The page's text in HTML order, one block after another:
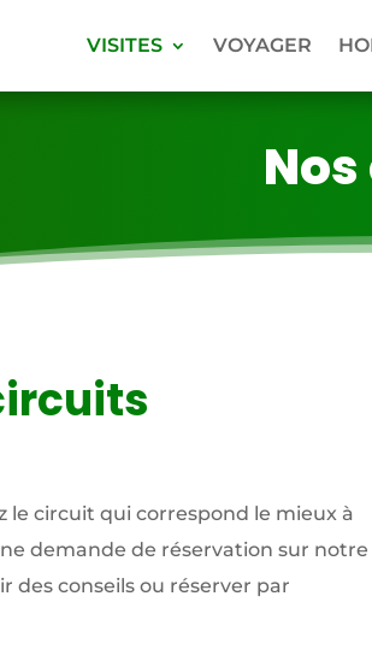
VISITES VOYAGER
le circuit qui correspond le mieux à
demande de réservation sur notre
des conseils ou réserver par